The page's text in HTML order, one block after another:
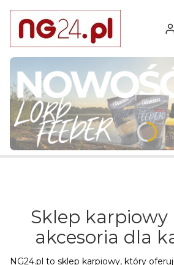
Naciśnij Enter lub spację, aby
Naciśnij Enter lub spację, aby
Naciśnij Enter lub spację, aby
Sklep karpiowy
akcesoria dla
NG24.pl to sklep karpiowy, który